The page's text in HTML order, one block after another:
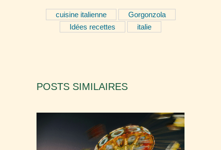
cuisine italienne
Gorgonzola
Idées recettes
italie
POSTS SIMILAIRES